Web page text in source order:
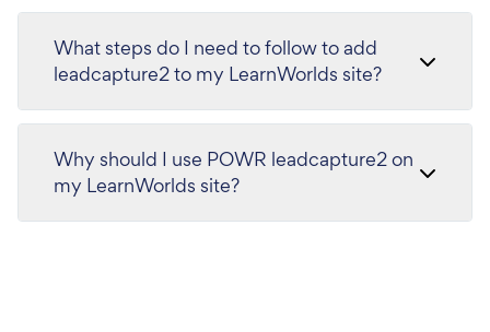
What steps do I need to follow to add
leadcapture2 to my LearnWorlds site?
Why should I use POWR leadcapture2 on
my LearnWorlds site?